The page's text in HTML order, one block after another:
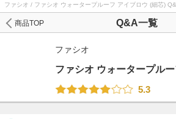
ファシオ / ファシオ ウォータープルーフ アイブロウ (細芯)
Q&A一覧
商品TOP
ファシオ
ファシオ ウォータープル
5.3